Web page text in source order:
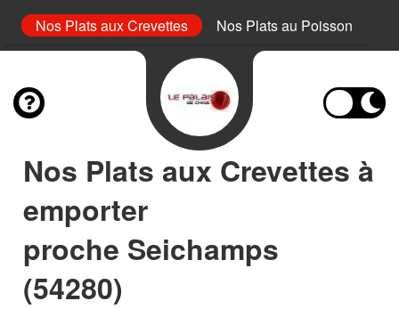
Nos Plats aux Crevettes Nos Plats au Poisson
Nos Plats aux Crevettes à
emporter
proche Seichamps
(54280)